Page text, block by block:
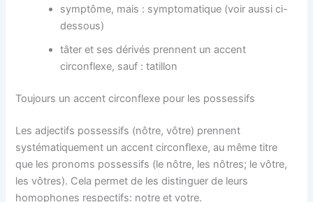
symptôme, mais : symptomatique (voir aussi ci-
dessous)
tâter et ses dérivés prennent un accent
circonflexe, sauf : tatillon
Toujours un accent circonflexe pour les possessifs
Les adjectifs possessifs (nôtre, vôtre) prennent
systématiquement un accent circonflexe, au même titre
que les pronoms possessifs (le nôtre, les nôtres; le vôtre,
les vôtres). Cela permet de les distinguer de leurs
homophones respectifs: notre et votre.